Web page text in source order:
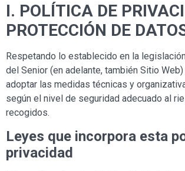
I. POLÍTICA DE
PROTECCIÓN DE
Respetando lo establecido en la
del Senior (en adelante, también Sitio
adoptar las medidas técnicas y
según el nivel de seguridad adecuado al
recogidos.
Leyes que incorpora esta
privacidad